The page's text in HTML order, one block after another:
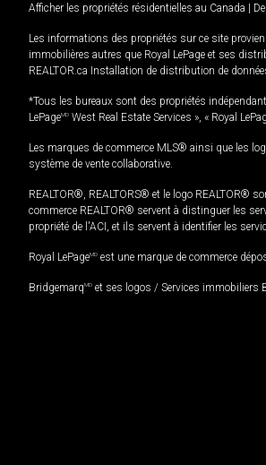
Afficher les propriétés résidentielles au Canada |
Les informations des propriétés sur ce site
immobilières autres que Royal LePage et ses
REALTOR.ca Installation de distribution de
*Tous les bureaux sont des propriétés
LePageMD West Real Estate Services », « Royal
Les marques de commerce MLS® ainsi que les
système de vente collaborative.
REALTOR®, REALTORS® et le logo REALTOR®
commerce REALTOR® servent à distinguer les
propriété de l'ACI, et ils servent à identifier les
Royal LePageMD est une marque de commerce
BridgemarqMD et ses logos / Services immobiliers